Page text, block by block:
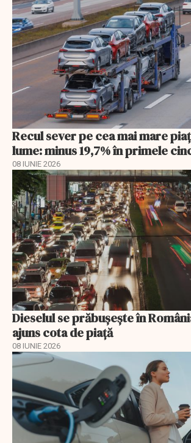
Recul sever pe cea mai mare
lume: minus 19,7% în primele
08 IUNIE 2026
Dieselul se prăbușește în
ajuns cota de piață
08 IUNIE 2026